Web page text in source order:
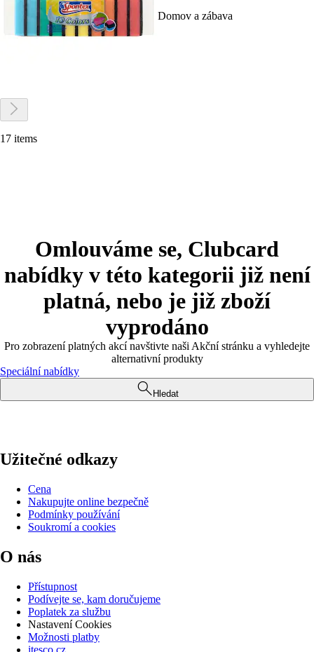
Domov a zábava
17 items
Omlouváme se, Clubcard
nabídky v této kategorii již není
platná, nebo je již zboží
vyprodáno
Pro zobrazení platných akcí navštivte naši Akční stránku a vyhledejte
alternativní produkty
Speciální nabídky
Hledat
Užitečné odkazy
Cena
Nakupujte online bezpečně
Podmínky používání
Soukromí a cookies
O nás
Přístupnost
Podívejte se, kam doručujeme
Poplatek za službu
Nastavení Cookies
Možnosti platby
itesco.cz